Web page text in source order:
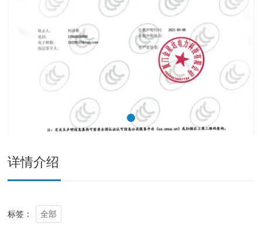
详情介绍
标签： 全部